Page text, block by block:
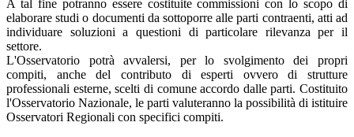
A tal fine potranno essere costituite commissioni con lo scopo di
elaborare studi o documenti da sottoporre alle parti contraenti, atti ad
individuare soluzioni a questioni di particolare rilevanza per il
settore.
L'Osservatorio potrà avvalersi, per lo svolgimento dei propri
compiti, anche del contributo di esperti ovvero di strutture
professionali esterne, scelti di comune accordo dalle parti. Costituito
l'Osservatorio Nazionale, le parti valuteranno la possibilità di istituire
Osservatori Regionali con specifici compiti.